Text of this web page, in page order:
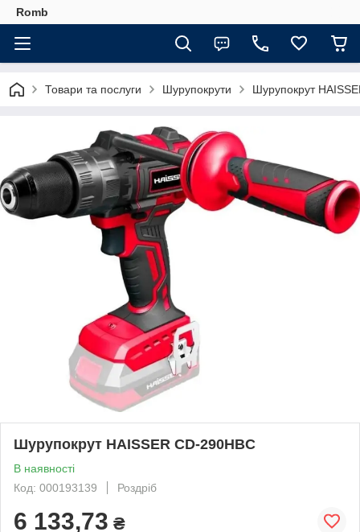
Romb
Товари та послуги Шурупокрути Шурупокрут
Шурупокрут HAISSER CD-290HBC
В наявності
Код: 000193139
Роздріб
6 133,73 ₴